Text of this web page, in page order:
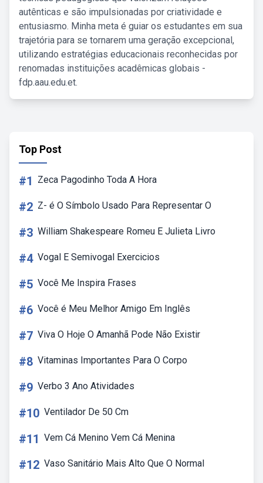
autênticas e são impulsionadas por criatividade e
entusiasmo. Minha meta é guiar os estudantes em sua
trajetória para se tornarem uma geração excepcional,
utilizando estratégias educacionais reconhecidas por
renomadas instituições acadêmicas globais -
fdp.aau.edu.et.
Top Post
#1 Zeca Pagodinho Toda A Hora
#2 Z- é O Símbolo Usado Para Representar O
#3 William Shakespeare Romeu E Julieta Livro
#4 Vogal E Semivogal Exercicios
#5 Você Me Inspira Frases
#6 Você é Meu Melhor Amigo Em Inglês
#7 Viva O Hoje O Amanhã Pode Não Existir
#8 Vitaminas Importantes Para O Corpo
#9 Verbo 3 Ano Atividades
#10 Ventilador De 50 Cm
#11 Vem Cá Menino Vem Cá Menina
#12 Vaso Sanitário Mais Alto Que O Normal